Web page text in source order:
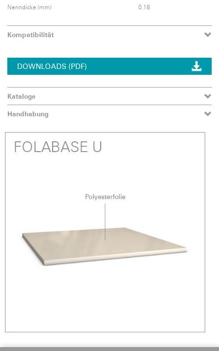
Nenndicke (mm) 0.18
Kompatibilität
DOWNLOADS (PDF)
Kataloge
Handhabung